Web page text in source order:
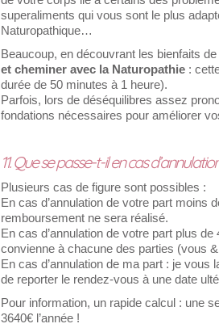
superaliments qui vous sont le plus
Naturopathique…
Beaucoup, en découvrant les bienfaits
et cheminer avec la Naturopathie :
durée de 50 minutes à 1 heure).
Parfois, lors de déséquilibres assez
fondations nécessaires pour améliorer
11. Que se passe-t-il en cas
Plusieurs cas de figure sont possibles :
En cas d’annulation de votre part moins
remboursement ne sera réalisé.
En cas d’annulation de votre part plus
convienne à chacune des parties (vous
En cas d’annulation de ma part : je
de reporter le rendez-vous à une date
Pour information, un rapide calcul : une
3640€ l’année !